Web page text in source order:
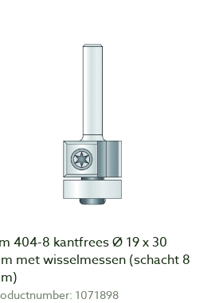
404-8 kantfrees Ø 19 x 30
met wisselmessen (schacht 8
1071898